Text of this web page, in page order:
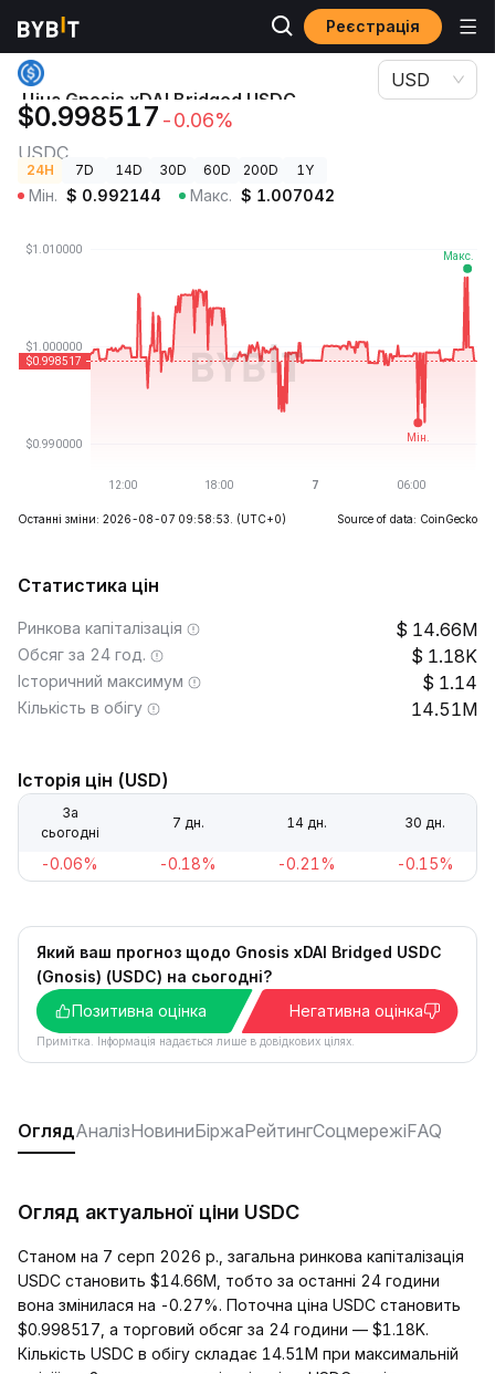
Реєстрація
Ціни криптовалют Ціна Gnosis xDAI Bridged USDC (Gnosis) USDC
Ціна Gnosis xDAI Bridged USDC
(Gnosis)
USDC
$0.998517 -0.06%
USD
24H 7D 14D 30D 60D 200D 1Y
Мін. $ 0.992144 Макс. $ 1.007042
Останні зміни: 2026-08-07 09:58:53. (UTC+0) Source of data: CoinGecko
Статистика цін
Ринкова капіталізація 14.66M
Обсяг за 24 год. 1.18K
Історичний максимум 1.14
Кількість в обігу 14.51M
Історія цін (USD)
За
сьогодні
7 дн. 14 дн. 30 дн.
-0.06% -0.18% -0.21% -0.15%
Який ваш прогноз щодо Gnosis xDAI Bridged USDC
(Gnosis) (USDC) на сьогодні?
Позитивна оцінка
Негативна оцінка
Примітка. Інформація надається лише в довідкових цілях.
ОглядАналізНовиниБіржаРейтингСоцмережіFAQ
Огляд актуальної ціни USDC
Станом на 7 серп 2026 р., загальна ринкова капіталізація
USDC становить $14.66M, тобто за останні 24 години
вона змінилася на -0.27%. Поточна ціна USDC становить
$0.998517, а торговий обсяг за 24 години — $1.18K.
Кількість USDC в обігу складає 14.51M при максимальній